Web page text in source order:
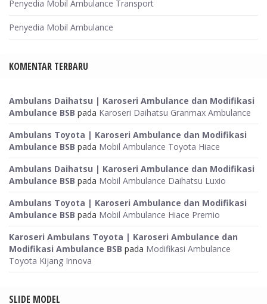
Penyedia Mobil Ambulance Transport
Penyedia Mobil Ambulance
KOMENTAR TERBARU
Ambulans Daihatsu | Karoseri Ambulance dan Modifikasi
Ambulance BSB pada Karoseri Daihatsu Granmax Ambulance
Ambulans Toyota | Karoseri Ambulance dan Modifikasi
Ambulance BSB pada Mobil Ambulance Toyota Hiace
Ambulans Daihatsu | Karoseri Ambulance dan Modifikasi
Ambulance BSB pada Mobil Ambulance Daihatsu Luxio
Ambulans Toyota | Karoseri Ambulance dan Modifikasi
Ambulance BSB pada Mobil Ambulance Hiace Premio
Karoseri Ambulans Toyota | Karoseri Ambulance dan
Modifikasi Ambulance BSB pada Modifikasi Ambulance
Toyota Kijang Innova
SLIDE MODEL